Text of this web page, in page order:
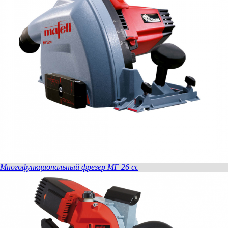
Mногофункциональный фрезер MF 26 cc